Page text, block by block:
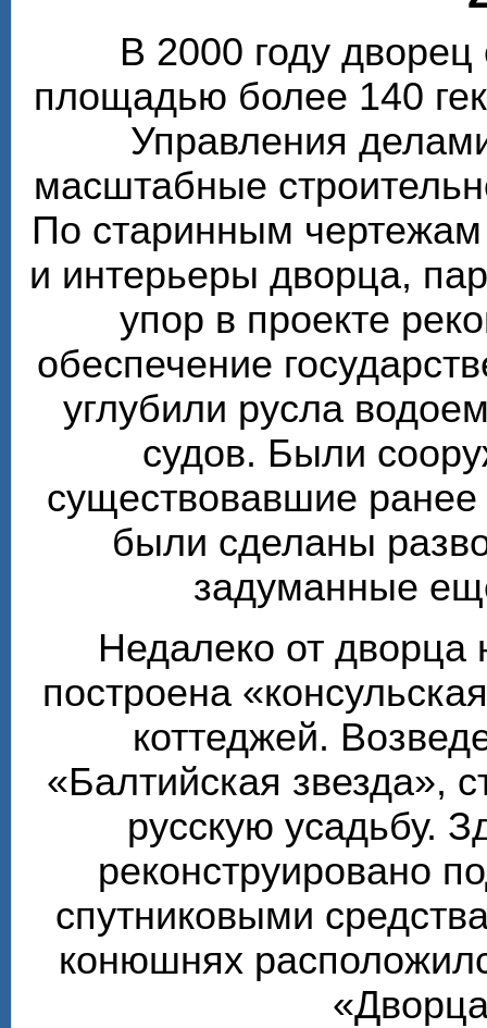
В 2000 году
площадью более 140
Управления
масштабные
По старинным
и интерьеры дворца,
упор в проекте
обеспечение
углубили русла
судов. Были
существовавшие ранее
были сделаны
задуманные
Недалеко от дворца
построена
коттеджей.
«Балтийская звезда»,
русскую усадьбу.
реконструировано
спутниковыми
конюшнях